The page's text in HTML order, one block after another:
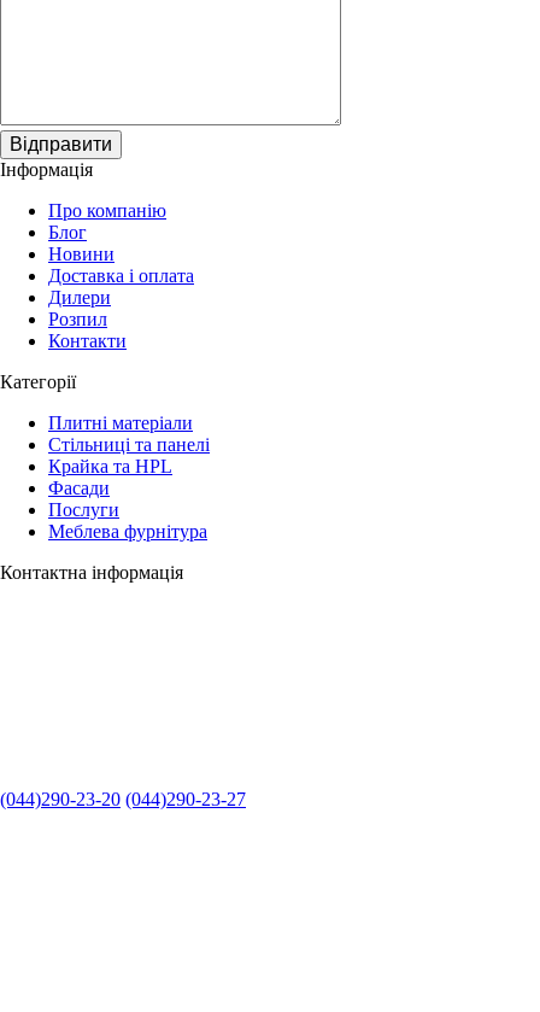
Відправити
Інформація
Про компанію
Блог
Новини
Доставка і оплата
Дилери
Розпил
Контакти
Категорії
Плитні матеріали
Стільниці та панелі
Крайка та HPL
Фасади
Послуги
Меблева фурнітура
Контактна інформація
(044)290-23-20 (044)290-23-27